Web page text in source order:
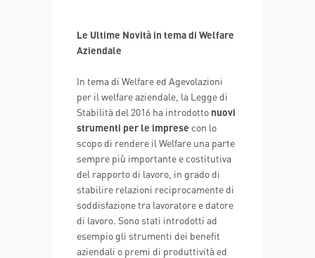
Le Ultime Novità in tema di Welfare
Aziendale
In tema di Welfare ed Agevolazioni
per il welfare aziendale, la Legge di
Stabilità del 2016 ha introdotto nuovi
strumenti per le imprese con lo
scopo di rendere il Welfare una parte
sempre più importante e costitutiva
del rapporto di lavoro, in grado di
stabilire relazioni reciprocamente di
soddisfazione tra lavoratore e datore
di lavoro. Sono stati introdotti ad
esempio gli strumenti dei benefit
aziendali o premi di produttività ed